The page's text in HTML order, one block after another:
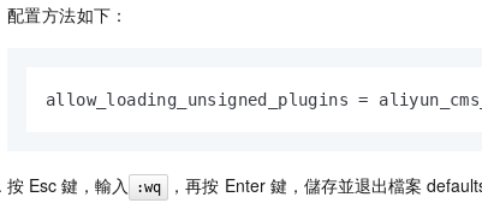
配置方法如下：
allow_loading_unsigned_plugins =
按 Esc 鍵，輸入 :wq ，再按 Enter 鍵，儲存並退出檔案